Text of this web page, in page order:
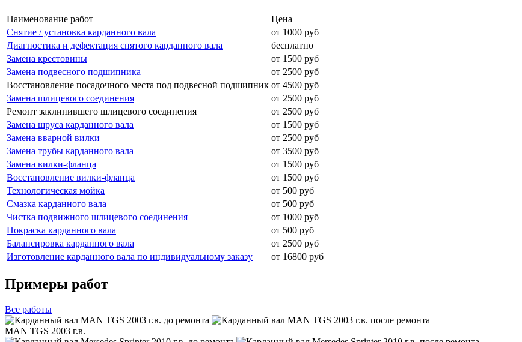
Наименование работ
Цена
Снятие / установка карданного вала
от 1000 руб
Диагностика и дефектация снятого карданного вала
бесплатно
Замена крестовины
от 1500 руб
Замена подвесного подшипника
от 2500 руб
Восстановление посадочного места под подвесной подшипник от 4500 руб
Замена шлицевого соединения
от 2500 руб
Ремонт заклинившего шлицевого соединения
от 2500 руб
Замена шруса карданного вала
от 1500 руб
Замена вварной вилки
от 2500 руб
Замена трубы карданного вала
от 3500 руб
Замена вилки-фланца
от 1500 руб
Восстановление вилки-фланца
от 1500 руб
Технологическая мойка
от 500 руб
Смазка карданного вала
от 500 руб
Чистка подвижного шлицевого соединения
от 1000 руб
Покраска карданного вала
от 500 руб
Балансировка карданного вала
от 2500 руб
Изготовление карданного вала по индивидуальному заказу
от 16800 руб
Примеры работ
Все работы
MAN TGS 2003 г.в.